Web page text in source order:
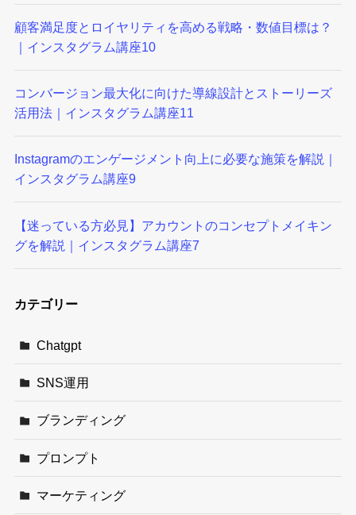
顧客満足度とロイヤリティを高める戦略・数値目標は？
｜インスタグラム講座10
コンバージョン最大化に向けた導線設計とストーリーズ
活用法｜インスタグラム講座11
Instagramのエンゲージメント向上に必要な施策を解説｜
インスタグラム講座9
【迷っている方必見】アカウントのコンセプトメイキン
グを解説｜インスタグラム講座7
カテゴリー
Chatgpt
SNS運用
ブランディング
プロンプト
マーケティング